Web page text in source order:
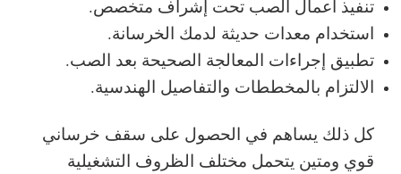
تنفيذ أعمال الصب تحت إشراف متخصص.
استخدام معدات حديثة لدمك الخرسانة.
تطبيق إجراءات المعالجة الصحيحة بعد الصب.
الالتزام بالمخططات والتفاصيل الهندسية.
كل ذلك يساهم في الحصول على سقف خرساني
قوي ومتين يتحمل مختلف الظروف التشغيلية